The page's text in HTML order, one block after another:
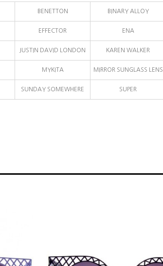
BENETTON BINARY ALLOY
EFFECTOR ENA
JUSTIN DAVID LONDON KAREN WALKER
MYKITA MIRROR SUNGLASS LENS
SUNDAY SOMEWHERE SUPER